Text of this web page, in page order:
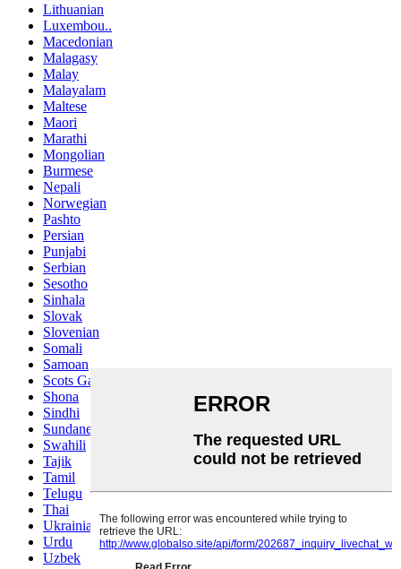
Lithuanian
Luxembou..
Macedonian
Malagasy
Malay
Malayalam
Maltese
Maori
Marathi
Mongolian
Burmese
Nepali
Norwegian
Pashto
Persian
Punjabi
Serbian
Sesotho
Sinhala
Slovak
Slovenian
Somali
Samoan
Scots Gaelic
Shona
Sindhi
Sundanese
Swahili
Tajik
Tamil
Telugu
Thai
Ukrainian
Urdu
Uzbek